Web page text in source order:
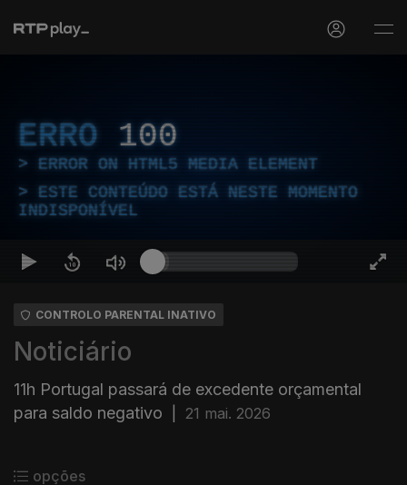
ERRO 100
ERROR ON HTML5 MEDIA ELEMENT
ESTE CONTEÚDO ESTÁ NESTE MOMENTO
INDISPONÍVEL
CONTROLO PARENTAL INATIVO
Noticiário
11h Portugal passará de excedente orçamental
para saldo negativo
21 mai. 2026
opções